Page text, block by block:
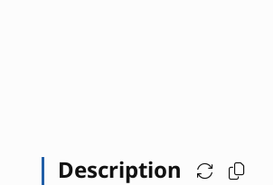
Description